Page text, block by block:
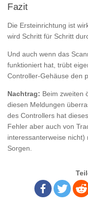
Fazit
Die Ersteinrichtung ist
wird Schritt für Schritt
Und auch wenn das
funktioniert hat, trübt
Controller-Gehäuse den
Nachtrag: Beim zweiten
diesen Meldungen
des Controllers hat
Fehler aber auch von
interessanterweise
Sorgen.